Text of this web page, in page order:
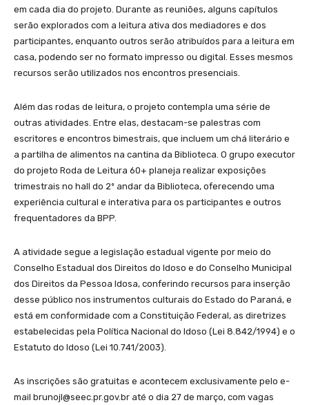
em cada dia do projeto. Durante as reuniões, alguns capítulos
serão explorados com a leitura ativa dos mediadores e dos
participantes, enquanto outros serão atribuídos para a leitura em
casa, podendo ser no formato impresso ou digital. Esses mesmos
recursos serão utilizados nos encontros presenciais.
Além das rodas de leitura, o projeto contempla uma série de
outras atividades. Entre elas, destacam-se palestras com
escritores e encontros bimestrais, que incluem um chá literário e
a partilha de alimentos na cantina da Biblioteca. O grupo executor
do projeto Roda de Leitura 60+ planeja realizar exposições
trimestrais no hall do 2º andar da Biblioteca, oferecendo uma
experiência cultural e interativa para os participantes e outros
frequentadores da BPP.
A atividade segue a legislação estadual vigente por meio do
Conselho Estadual dos Direitos do Idoso e do Conselho Municipal
dos Direitos da Pessoa Idosa, conferindo recursos para inserção
desse público nos instrumentos culturais do Estado do Paraná, e
está em conformidade com a Constituição Federal, as diretrizes
estabelecidas pela Política Nacional do Idoso (Lei 8.842/1994) e o
Estatuto do Idoso (Lei 10.741/2003).
As inscrições são gratuitas e acontecem exclusivamente pelo e-
mail brunojl@seec.pr.gov.br até o dia 27 de março, com vagas